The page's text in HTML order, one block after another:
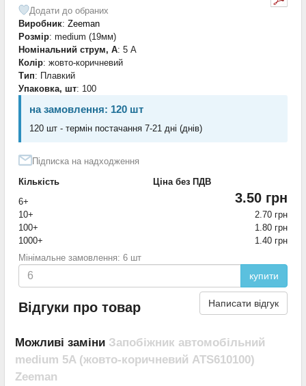
Додати до обраних
Виробник: Zeeman
Розмір: medium (19мм)
Номінальний струм, А: 5 А
Колір: жовто-коричневий
Тип: Плавкий
Упаковка, шт: 100
на замовлення: 120 шт
120 шт - термін постачання 7-21 дні (днів)
Підписка на надходження
Кількість
Ціна без ПДВ
6+
3.50 грн
10+
2.70 грн
100+
1.80 грн
1000+
1.40 грн
Мінімальне замовлення: 6 шт
купити
Відгуки про товар Написати відгук
Можливі заміни Запобіжник автомобільний
medium 5A (жовто-коричневий ATS610100)
Zeeman